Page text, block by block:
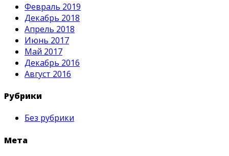
Февраль 2019
Декабрь 2018
Апрель 2018
Июнь 2017
Май 2017
Декабрь 2016
Август 2016
Рубрики
Без рубрики
Мета